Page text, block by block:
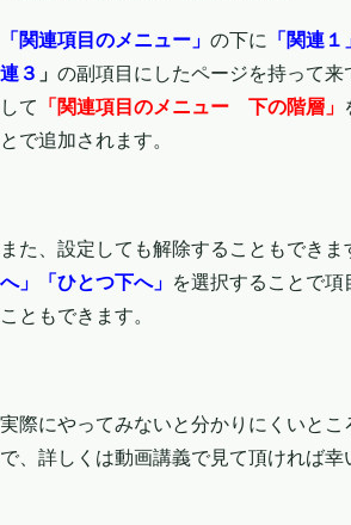
「関連項目のメニュー」 の下に 「関連
連３ 」 の副項目にしたページを持って来
して 「関連項目のメニュー 下の階層」
とで追加されます。
また、設定しても解除することもできま
へ」「ひとつ下へ」 を選択することで
こともできます。
実際にやってみないと分かりにくいと
で、詳しくは動画講義で見て頂ければ幸